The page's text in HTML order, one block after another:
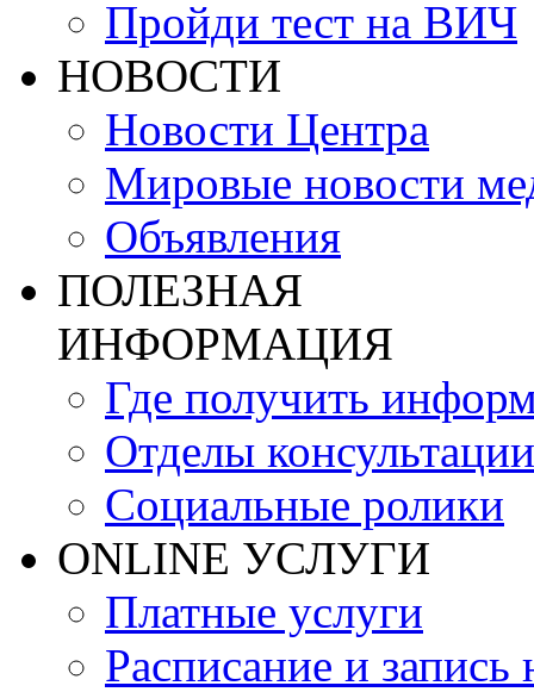
Пройди тест на ВИЧ
НОВОСТИ
Новости Центра
Мировые новости
Объявления
ПОЛЕЗНАЯ
ИНФОРМАЦИЯ
Где получить
Отделы консультации
Социальные ролики
ONLINE УСЛУГИ
Платные услуги
Расписание и запись